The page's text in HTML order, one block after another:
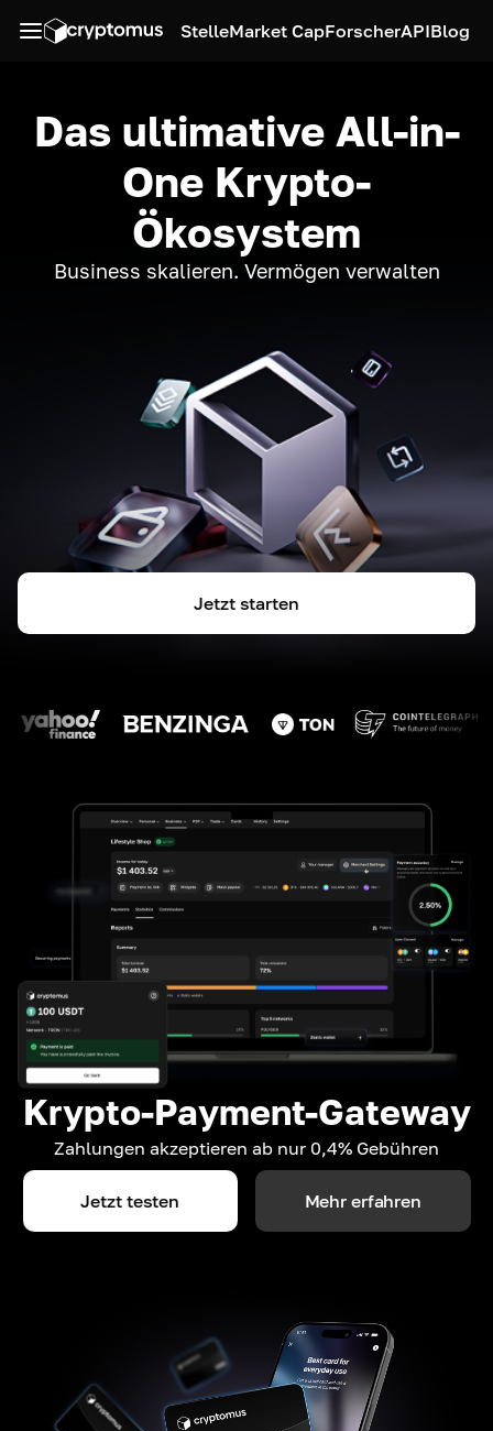
StelleMarket CapForscherAPIBlog
Das ultimative All-in-
One Krypto-
Ökosystem
Business skalieren. Vermögen verwalten
Jetzt starten
Krypto-Payment-Gateway
Zahlungen akzeptieren ab nur 0,4% Gebühren
Jetzt testen Mehr erfahren